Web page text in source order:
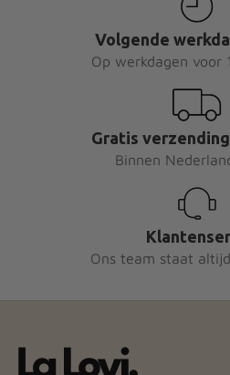
Volgende
Op werkdagen voor
Gratis
Binnen
Ons team staat